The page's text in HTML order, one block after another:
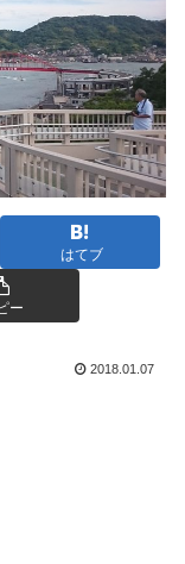
はてブ
ー
2018.01.07